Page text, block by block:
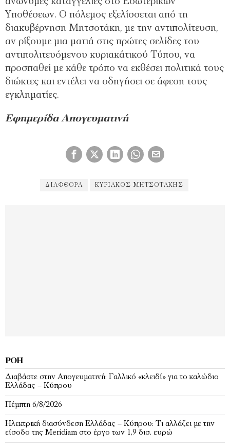
Υποθέσεων. Ο πόλεμος εξελίσσεται από τη
διακυβέρνηση Μητσοτάκη, με την αντιπολίτευση,
αν ρίξουμε μια ματιά στις πρώτες σελίδες του
αντιπολιτευόμενου κυριακάτικού Τύπου, να
προσπαθεί με κάθε τρόπο να εκθέσει πολιτικά τους
διώκτες και εντέλει να οδηγήσει σε άφεση τους
εγκληματίες.
Εφημερίδα Απογευματινή
ΔΙΑΦΘΟΡΆ ΚΥΡΙΆΚΟΣ ΜΗΤΣΟΤΆΚΗΣ
ΡΟΉ
Διαβάστε στην Απογευματινή: Γαλλικό «κλειδί» για το καλώδιο
Ελλάδας – Κύπρου
Πέμπτη 6/8/2026
Ηλεκτρική διασύνδεση Ελλάδας – Κύπρου: Τι αλλάζει με την
είσοδο της Meridiam στο έργο των 1,9 δισ. ευρώ